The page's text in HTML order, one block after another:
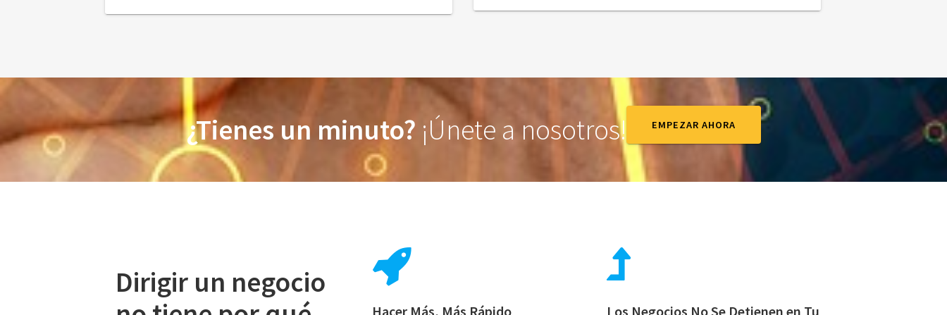
¿Tienes un minuto? ¡Únete a nosotros! EMPEZAR AHORA
Dirigir un negocio
Hacer Más, Más Rápido Los Negocios No Se Detienen en Tu